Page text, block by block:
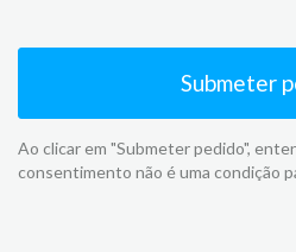
Submeter
Ao clicar em "Submeter pedido",
consentimento não é uma condição